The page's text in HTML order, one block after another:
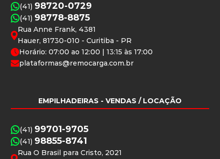
(41) 98720-0729
(41) 98778-8875
Rua Anne Frank, 4381
Hauer, 81730-010 - Curitiba - PR
Horário: 07:00 ao 12:00 | 13:15 às 17:00
plataformas@remocarga.com.br
EMPILHADEIRAS - VENDAS / LOCAÇÃO
(41) 99701-9705
(41) 98855-8741
Rua O Brasil para Cristo, 2021